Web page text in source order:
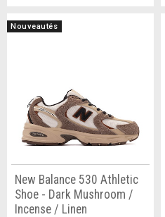
Nouveautés
New Balance 530 Athletic
Shoe - Dark Mushroom /
Incense / Linen